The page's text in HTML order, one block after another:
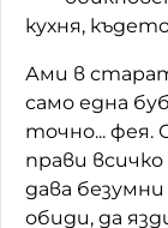
Домашен
Питаме
До ре ми
кухня,
Ами в
само една
точно... фея.
прави
дава
обиди, да